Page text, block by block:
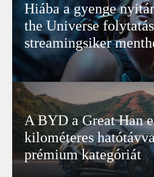
Hiába a gyenge
the Universe
streamingsiker
A BYD a Great Han
kilométeres
prémium kategóriát